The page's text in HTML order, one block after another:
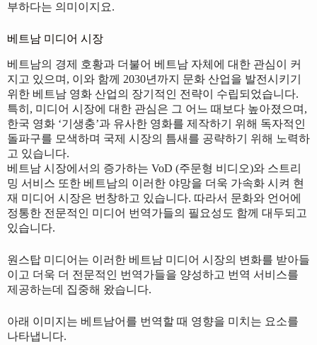
부하다는 의미이지요.
베트남 미디어 시장
베트남의 경제 호황과 더불어 베트남 자체에 대한 관심이 커
지고 있으며, 이와 함께 2030년까지 문화 산업을 발전시키기
위한 베트남 영화 산업의 장기적인 전략이 수립되었습니다.
특히, 미디어 시장에 대한 관심은 그 어느 때보다 높아졌으며,
한국 영화 ‘기생충’과 유사한 영화를 제작하기 위해 독자적인
돌파구를 모색하며 국제 시장의 틈새를 공략하기 위해 노력하
고 있습니다.
베트남 시장에서의 증가하는 VoD (주문형 비디오)와 스트리
밍 서비스 또한 베트남의 이러한 야망을 더욱 가속화 시켜 현
재 미디어 시장은 번창하고 있습니다. 따라서 문화와 언어에
정통한 전문적인 미디어 번역가들의 필요성도 함께 대두되고
있습니다.
원스탑 미디어는 이러한 베트남 미디어 시장의 변화를 받아들
이고 더욱 더 전문적인 번역가들을 양성하고 번역 서비스를
제공하는데 집중해 왔습니다.
아래 이미지는 베트남어를 번역할 때 영향을 미치는 요소를
나타냅니다.